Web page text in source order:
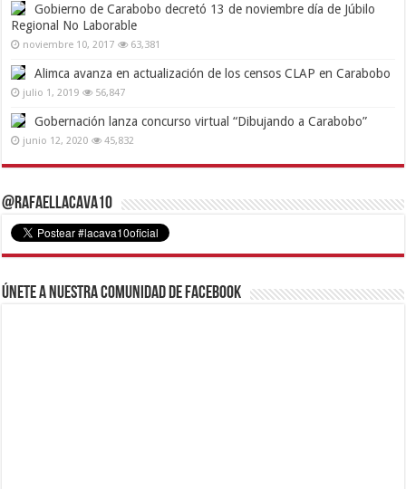
Gobierno de Carabobo decretó 13 de noviembre día de Júbilo
Regional No Laborable
noviembre 10, 2017 63,381
Alimca avanza en actualización de los censos CLAP en Carabobo
julio 1, 2019 56,847
Gobernación lanza concurso virtual “Dibujando a Carabobo”
junio 12, 2020 45,832
@RafaelLacava10
Únete a nuestra comunidad de Facebook